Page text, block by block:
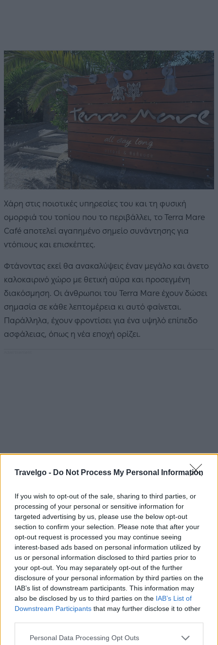
Travelgo - Do Not Process My Personal Information
If you wish to opt-out of the sale, sharing to third parties, or
processing of your personal or sensitive information for
targeted advertising by us, please use the below opt-out
section to confirm your selection. Please note that after your
opt-out request is processed you may continue seeing
interest-based ads based on personal information utilized by
us or personal information disclosed to third parties prior to
your opt-out. You may separately opt-out of the further
disclosure of your personal information by third parties on the
IAB’s list of downstream participants. This information may
also be disclosed by us to third parties on the IAB’s List of
Downstream Participants that may further disclose it to other
Please note that this website/app uses one or more Google
Personal Data Processing Opt Outs
Χάρη στις ποιοτικές υπηρεσίες του και τη φυσική
ομορφιά του τοπίου που το περιβάλλει, το Terra Mare
Café αποτελεί αγαπημένο σημείο συνάντησης για
ντόπιους και επισκέπτες.
Φτάνοντας εκεί θα ανακαλύψεις έναν μεγάλο και άνετο
καλοκαιρινό χώρο με θετική αύρα και προσεγμένη
διακόσμηση. Οι άνθρωποι του Terra Mare έχουν δώσει
σημασία σε κάθε λεπτομέρεια κι αυτό φαίνεται.
Παράλληλα, έχουν φροντίσει για ένα υψηλό επίπεδο
ασφάλειας, όπως η νέα εποχή ορίζει.